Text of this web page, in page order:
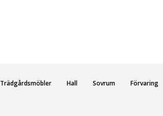
Trädgårdsmöbler Hall Sovrum Förvaring